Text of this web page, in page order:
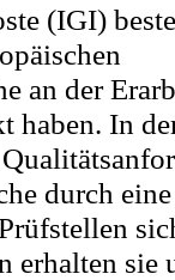
(IGI)
an der
haben. In
durch
erhalten sie